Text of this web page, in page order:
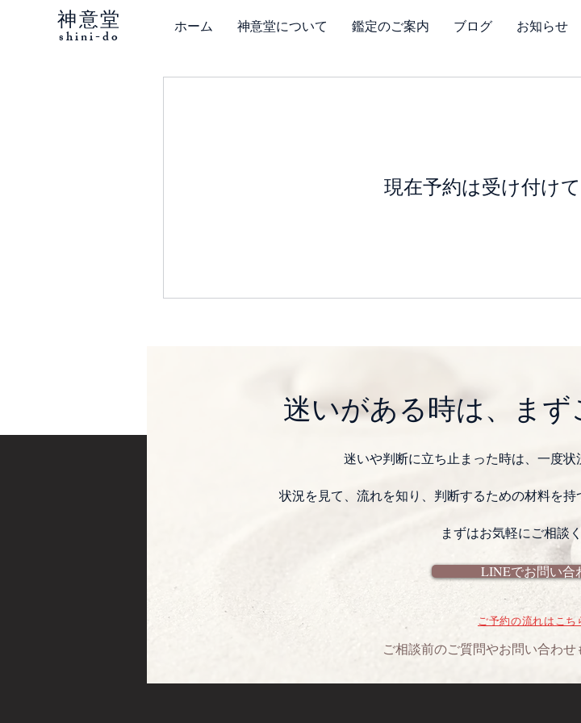
神意堂
shini-do ホーム 神意堂について 鑑定のご案内 ブログ お知らせ
現在予約は受け付け
迷いがある時は、まず
迷いや判断に立ち止まった時は、一度状
状況を見て、流れを知り、判断するための材料を持
まずはお気軽にご相談
LINEでお問い合
ご予約の流れはこち
ご相談前のご質問やお問い合わせ